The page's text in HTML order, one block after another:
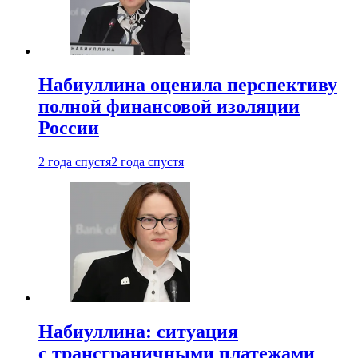
Набиуллина оценила перспективу
полной финансовой изоляции
России
2 года спустя2 года спустя
Набиуллина: ситуация
с трансграничными платежами